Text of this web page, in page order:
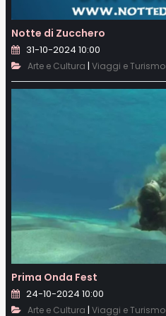
Notte di Zucchero
31-10-2024 10:00
Arte e Cultura | Viaggi e Turismo
Prima Onda Fest
24-10-2024 10:00
Arte e Cultura | Viaggi e Turismo